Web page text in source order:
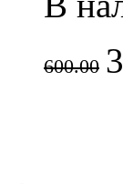
600.00